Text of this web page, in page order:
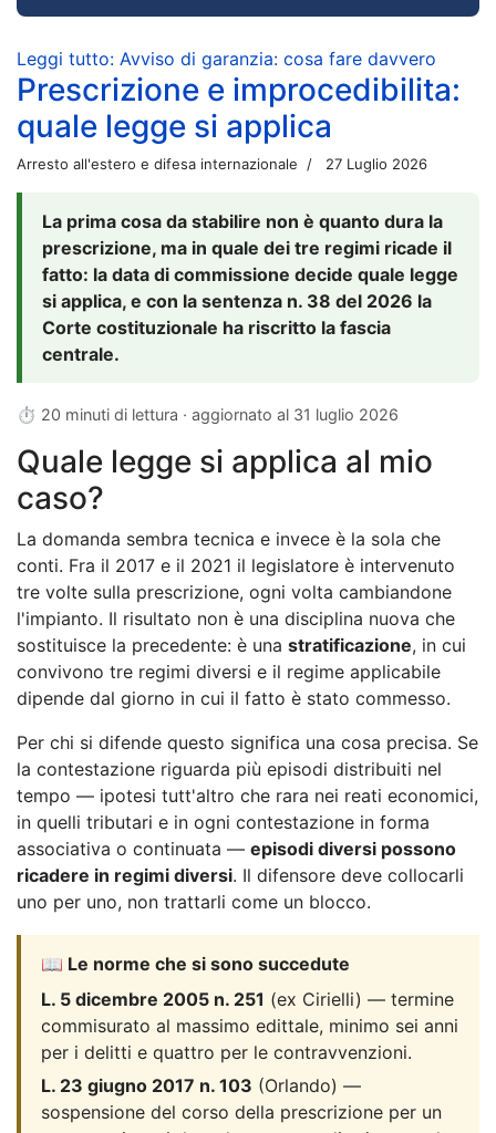
Leggi tutto: Avviso di garanzia: cosa fare davvero
Prescrizione e improcedibilita:
quale legge si applica
Arresto all'estero e difesa internazionale 27 Luglio 2026
La prima cosa da stabilire non è quanto dura la
prescrizione, ma in quale dei tre regimi ricade il
fatto: la data di commissione decide quale legge
si applica, e con la sentenza n. 38 del 2026 la
Corte costituzionale ha riscritto la fascia
centrale.
⏱ 20 minuti di lettura · aggiornato al 31 luglio 2026
Quale legge si applica al mio
caso?
La domanda sembra tecnica e invece è la sola che
conti. Fra il 2017 e il 2021 il legislatore è intervenuto
tre volte sulla prescrizione, ogni volta cambiandone
l'impianto. Il risultato non è una disciplina nuova che
sostituisce la precedente: è una stratificazione, in cui
convivono tre regimi diversi e il regime applicabile
dipende dal giorno in cui il fatto è stato commesso.
Per chi si difende questo significa una cosa precisa. Se
la contestazione riguarda più episodi distribuiti nel
tempo — ipotesi tutt'altro che rara nei reati economici,
in quelli tributari e in ogni contestazione in forma
associativa o continuata — episodi diversi possono
ricadere in regimi diversi. Il difensore deve collocarli
uno per uno, non trattarli come un blocco.
📖 Le norme che si sono succedute
L. 5 dicembre 2005 n. 251 (ex Cirielli) — termine
commisurato al massimo edittale, minimo sei anni
per i delitti e quattro per le contravvenzioni.
L. 23 giugno 2017 n. 103 (Orlando) —
sospensione del corso della prescrizione per un